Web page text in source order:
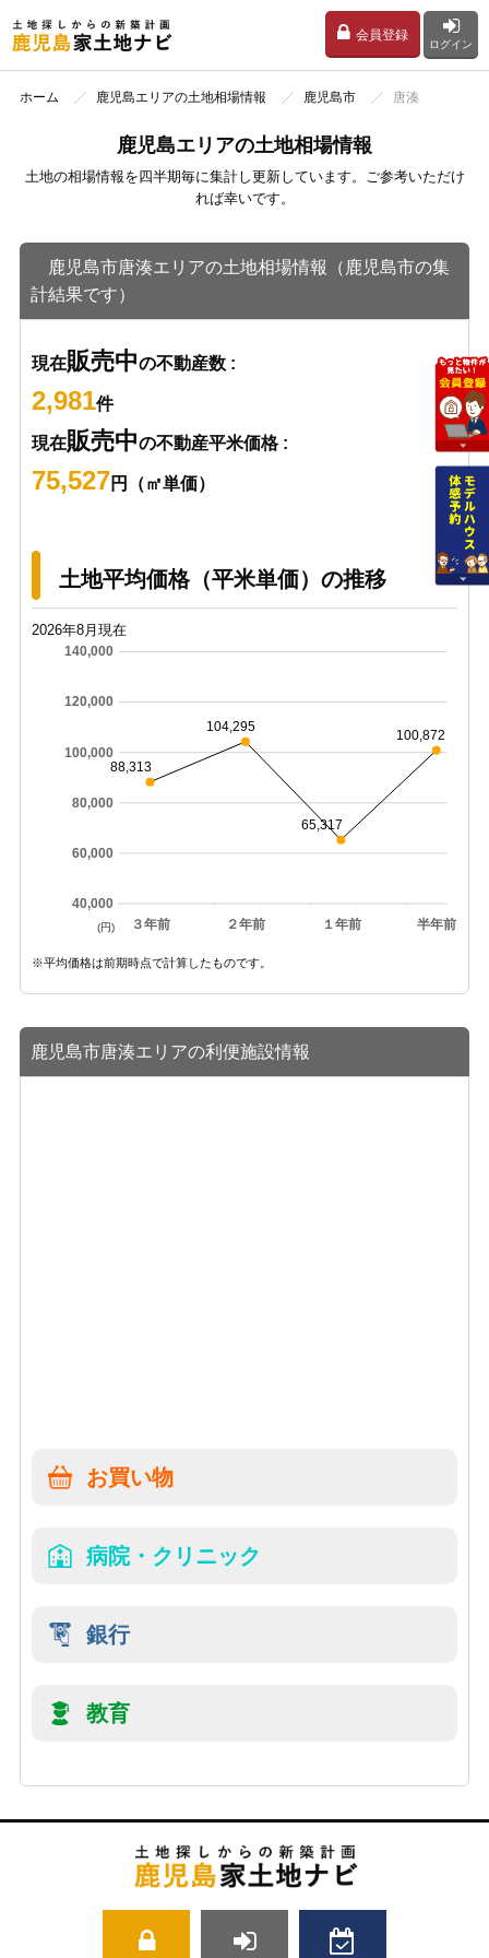
会員登録
ログイン
ホーム 鹿児島エリアの土地相場情報 鹿児島市 唐湊
鹿児島エリアの土地相場情報
土地の相場情報を四半期毎に集計し更新しています。ご参考いただけ
れば幸いです。
鹿児島市唐湊エリアの土地相場情報（鹿児島市の集
計結果です）
現在販売中の不動産数 :
2,981件
現在販売中の不動産平米価格 :
75,527円（㎡単価）
土地平均価格（平米単価）の推移
2026年8月現在
３年前 ２年前 １年前 半年前
40,000
60,000
80,000
100,000
120,000
140,000
88,313
104,295
65,317
100,872
(円)
※平均価格は前期時点で計算したものです。
鹿児島市唐湊エリアの利便施設情報
お買い物
病院・クリニック
銀行
教育